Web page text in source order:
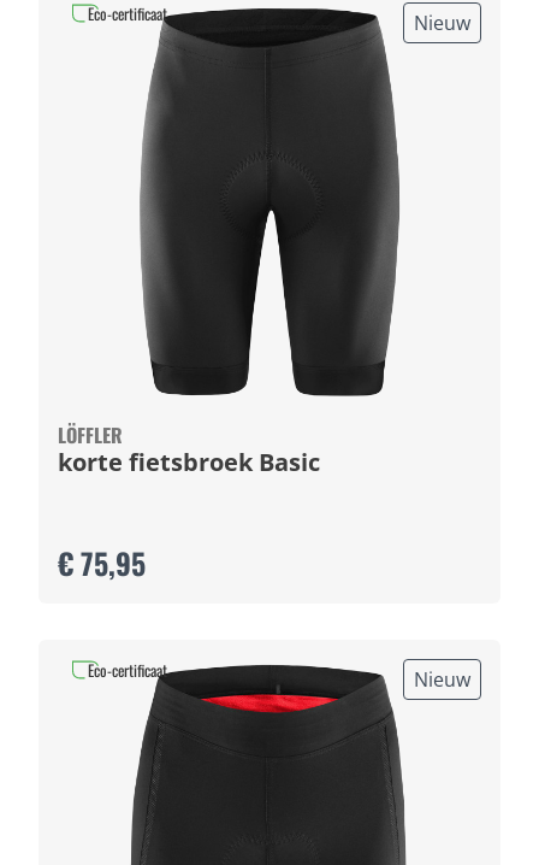
Nieuw
LÖFFLER
korte fietsbroek Basic
€ 75,95
Eco-certificaat
Nieuw
Eco-certificaat